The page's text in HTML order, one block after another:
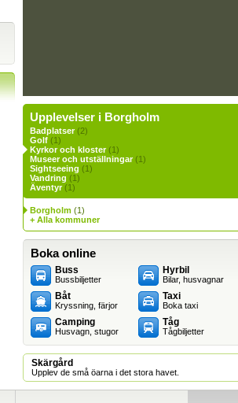
Upplevelser i Borgholm
Badplatser(2)
Golf (1)
Kyrkor och kloster(1)
Museer och utställningar(1)
Sightseeing (1)
Vandring (1)
Äventyr(1)
Borgholm (1)
+ Alla kommuner
Boka online
Buss
Bussbiljetter
Båt
Kryssning, färjor
Camping
Husvagn, stugor
Hyrbil
Bilar, husvagnar
Taxi
Boka taxi
Tåg
Tågbiljetter
Skärgård
Upplev de små öarna i det stora havet.